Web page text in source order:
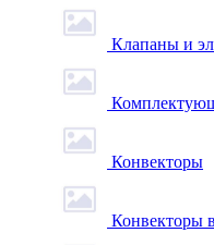
Клапаны и
Конвекторы
Конвекторы